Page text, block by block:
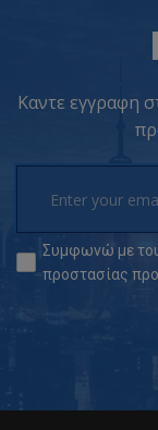
Καντε εγγραφη
Συμφωνώ με
προστασίας